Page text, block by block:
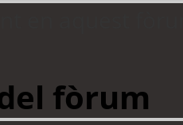
fòrum